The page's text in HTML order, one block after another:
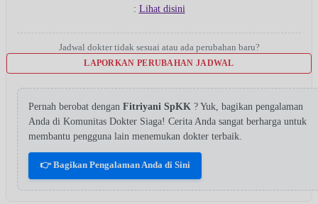
: Lihat disini
Jadwal dokter tidak sesuai atau ada perubahan baru?
LAPORKAN PERUBAHAN JADWAL
Pernah berobat dengan Fitriyani SpKK ? Yuk, bagikan pengalaman
Anda di Komunitas Dokter Siaga! Cerita Anda sangat berharga untuk
membantu pengguna lain menemukan dokter terbaik.
👉 Bagikan Pengalaman Anda di Sini